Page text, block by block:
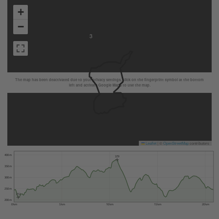
The map has been deactivated due to your privacy settings, click on the fingerprint symbol at the bottom
left and activate Google Maps to use the map.
3
+
−
Leaflet OpenStreetMapcontributors
0 km 5 km 10 km 15 km 20 km
200 m
250 m
300 m
350 m
400 m
212
379